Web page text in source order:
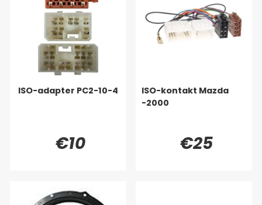
ISO-adapter PC2-10-4
€10
ISO-kontakt Mazda
-2000
€25